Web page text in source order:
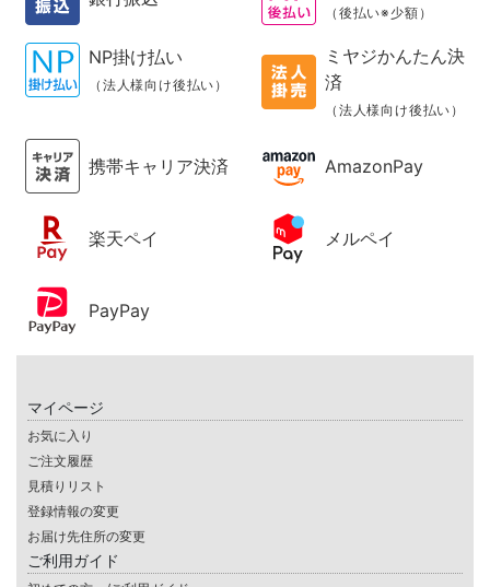
（後払い※少額）
NP掛け払い
（法人様向け後払い）
ミヤジかんたん決
済
（法人様向け後払い）
携帯キャリア決済 AmazonPay
楽天ペイ メルペイ
PayPay
マイページ
お気に入り
ご注文履歴
見積りリスト
登録情報の変更
お届け先住所の変更
ご利用ガイド